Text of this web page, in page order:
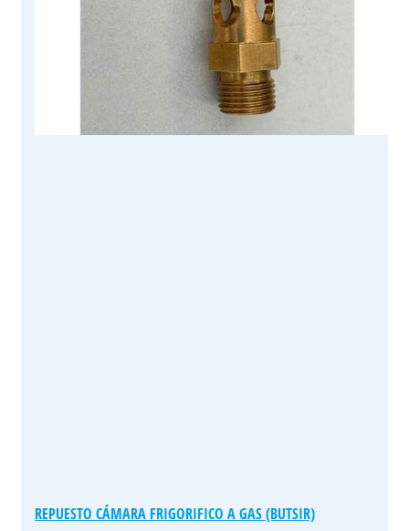
REPUESTO CÁMARA FRIGORIFICO A GAS (BUTSIR)